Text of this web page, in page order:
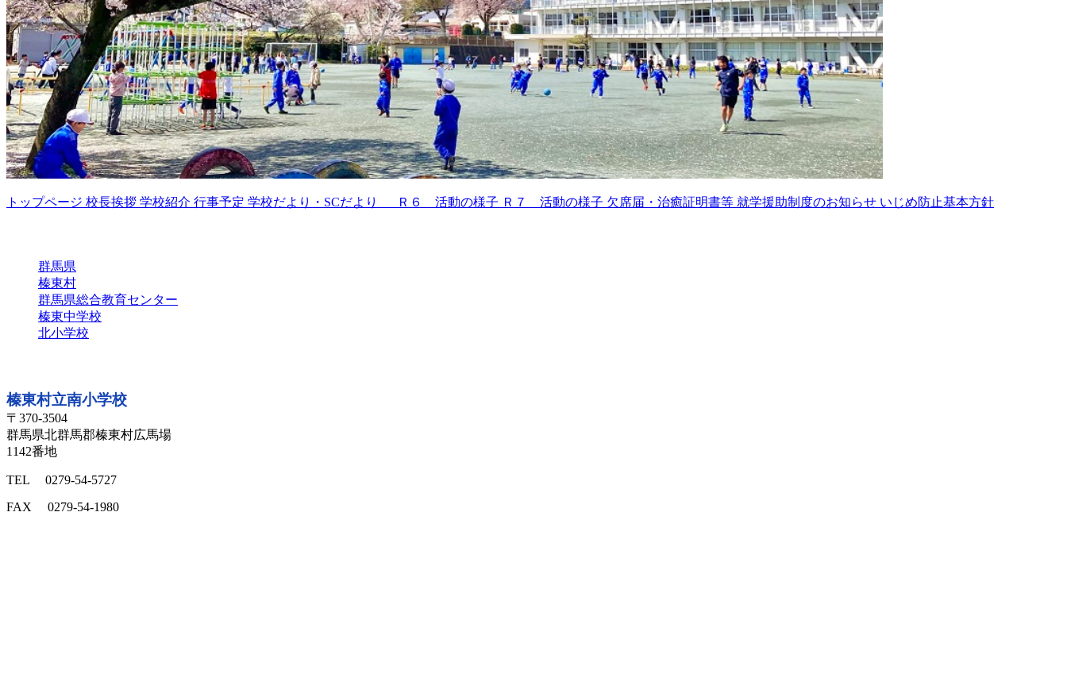
トップページ 校長挨拶 学校紹介 行事予定 学校だより・SCだより Ｒ６ 活動の様子 Ｒ７ 活動の様子 欠席届・治癒証明書等 就学援助制度のお知らせ いじめ防止基本方針
群馬県
榛東村
群馬県総合教育センター
榛東中学校
北小学校
榛東村立南小学校
〒370-3504
群馬県北群馬郡榛東村広馬場
1142番地
TEL 0279-54-5727
FAX 0279-54-1980